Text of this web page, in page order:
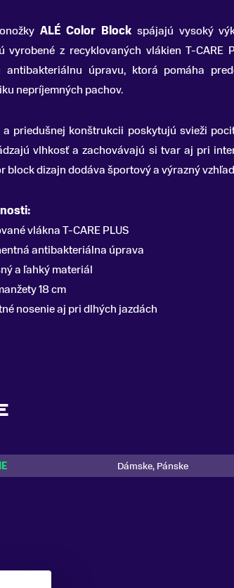
ALÉ Color Block spájajú vysoký
vyrobené z recyklovaných vlákien T-CARE
antibakteriálnu úpravu, ktorá pomáha
nepríjemných pachov.
priedušnej konštrukcii poskytujú svieži
vlhkosť a zachovávajú si tvar aj pri
block dizajn dodáva športový a výrazný
vlákna T-CARE PLUS
antibakteriálna úprava
a ľahký materiál
18 cm
nosenie aj pri dlhých jazdách
Dámske, Pánske